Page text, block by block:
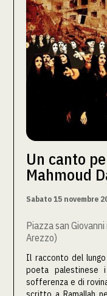
Un canto
Mahmoud
Sabato 15 novembre
Piazza san
Arezzo)
Il racconto del lungo
poeta palestinese
sofferenza e di